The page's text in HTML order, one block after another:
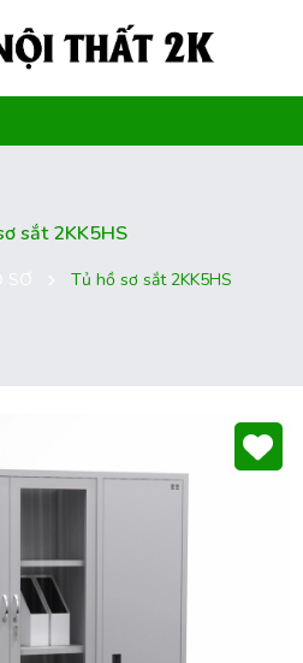
sắt 2KK5HS
Tủ hồ sơ sắt 2KK5HS